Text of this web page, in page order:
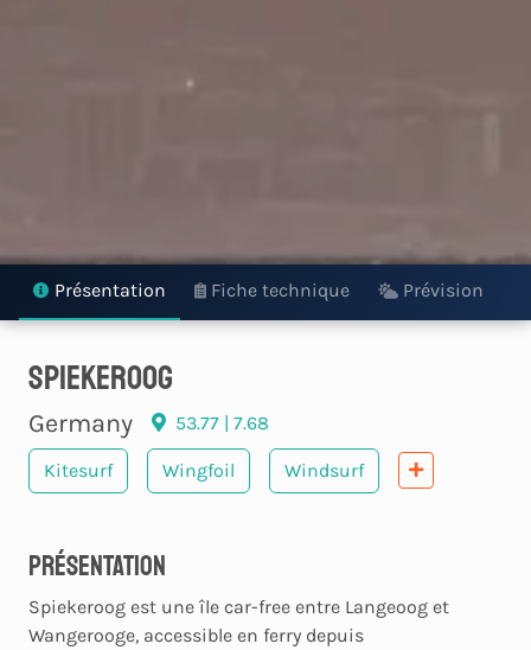
Présentation Fiche technique Prévision
spiekeroog
Germany 53.77 | 7.68
Kitesurf Wingfoil Windsurf
Présentation
Spiekeroog est une île car-free entre Langeoog et
Wangerooge, accessible en ferry depuis